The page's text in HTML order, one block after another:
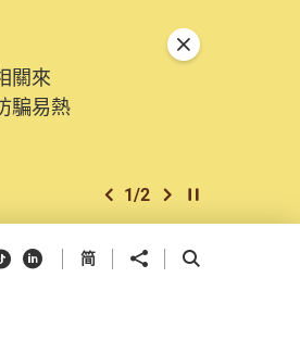
關來
騙易熱
上一個
1/2 下一個開始/暫停幻燈
關閉特別通告
抖音領英 简 分享到 開啟搜尋框